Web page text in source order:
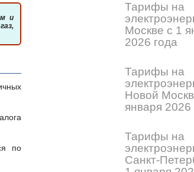
Тарифы на
Москве с 1
2026 года
Тарифы на
Новой
января 2026
Тарифы на
Санкт-